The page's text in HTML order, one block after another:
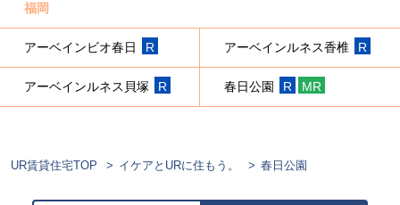
福岡
アーベインビオ春日 R アーベインルネス香椎 R
アーベインルネス貝塚 R 春日公園 R MR
UR賃貸住宅TOP イケアとURに住もう。 春日公園